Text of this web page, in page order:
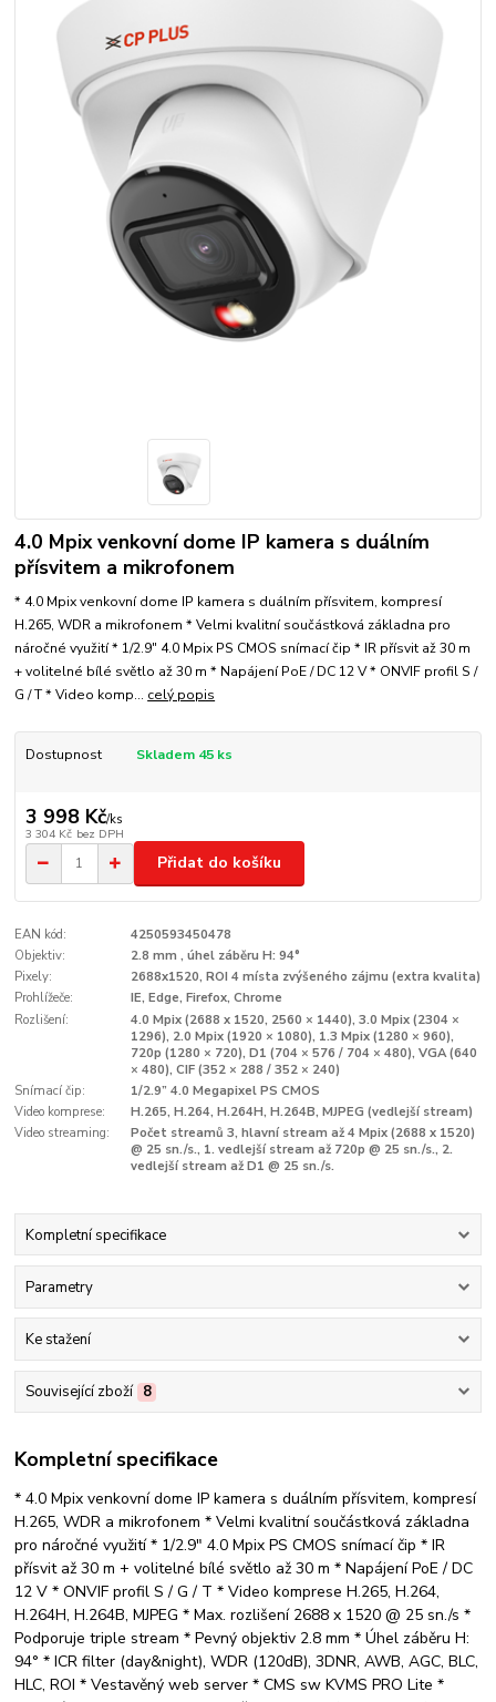
4.0 Mpix venkovní dome IP kamera s duálním
přísvitem a mikrofonem
* 4.0 Mpix venkovní dome IP kamera s duálním přísvitem, kompresí
H.265, WDR a mikrofonem * Velmi kvalitní součástková základna pro
náročné využití * 1/2.9" 4.0 Mpix PS CMOS snímací čip * IR přísvit až 30 m
+ volitelné bílé světlo až 30 m * Napájení PoE / DC 12 V * ONVIF profil S /
G / T * Video komp... celý popis
Dostupnost Skladem 45 ks
3 998 Kč/ks
3 304 Kč bez DPH
Přidat do košíku
EAN kód:
4250593450478
Objektiv:
2.8 mm , úhel záběru H: 94°
Pixely:
2688x1520, ROI 4 místa zvýšeného zájmu (extra kvalita)
Prohlížeče:
IE, Edge, Firefox, Chrome
Rozlišení:
4.0 Mpix (2688 x 1520, 2560 × 1440), 3.0 Mpix (2304 ×
1296), 2.0 Mpix (1920 × 1080), 1.3 Mpix (1280 × 960),
720p (1280 × 720), D1 (704 × 576 / 704 × 480), VGA (640
× 480), CIF (352 × 288 / 352 × 240)
Snímací čip:
1/2.9” 4.0 Megapixel PS CMOS
Video komprese:
H.265, H.264, H.264H, H.264B, MJPEG (vedlejší stream)
Video streaming:
Počet streamů 3, hlavní stream až 4 Mpix (2688 x 1520)
@ 25 sn./s., 1. vedlejší stream až 720p @ 25 sn./s., 2.
vedlejší stream až D1 @ 25 sn./s.
Kompletní specifikace
Parametry
Ke stažení
Související zboží 8
Kompletní specifikace
* 4.0 Mpix venkovní dome IP kamera s duálním přísvitem, kompresí
H.265, WDR a mikrofonem * Velmi kvalitní součástková základna
pro náročné využití * 1/2.9" 4.0 Mpix PS CMOS snímací čip * IR
přísvit až 30 m + volitelné bílé světlo až 30 m * Napájení PoE / DC
12 V * ONVIF profil S / G / T * Video komprese H.265, H.264,
H.264H, H.264B, MJPEG * Max. rozlišení 2688 x 1520 @ 25 sn./s *
Podporuje triple stream * Pevný objektiv 2.8 mm * Úhel záběru H:
94° * ICR filter (day&night), WDR (120dB), 3DNR, AWB, AGC, BLC,
HLC, ROI * Vestavěný web server * CMS sw KVMS PRO Lite *